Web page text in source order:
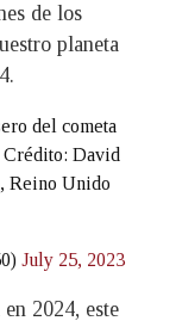
de los
planeta
del cometa
Crédito: David
Reino Unido
July 25, 2023
2024, este